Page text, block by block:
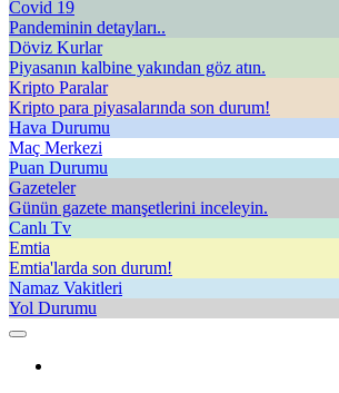
Covid 19
Pandeminin detayları..
Döviz Kurlar
Piyasanın kalbine yakından göz atın.
Kripto Paralar
Kripto para piyasalarında son durum!
Hava Durumu
Maç Merkezi
Puan Durumu
Gazeteler
Günün gazete manşetlerini inceleyin.
Canlı Tv
Emtia
Emtia'larda son durum!
Namaz Vakitleri
Yol Durumu